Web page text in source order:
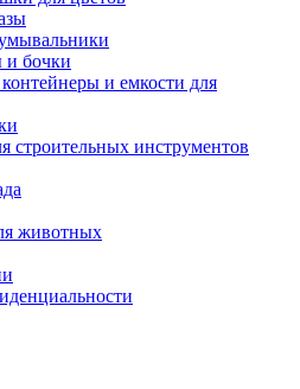
и бочки
и емкости для
строительных инструментов
животных